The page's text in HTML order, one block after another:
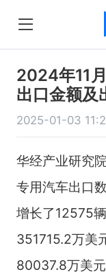
2024年11
出口金额及
2025-01-03
华经产业研究
专用汽车出口
增长了12575
351715.2万美
80037.8万美